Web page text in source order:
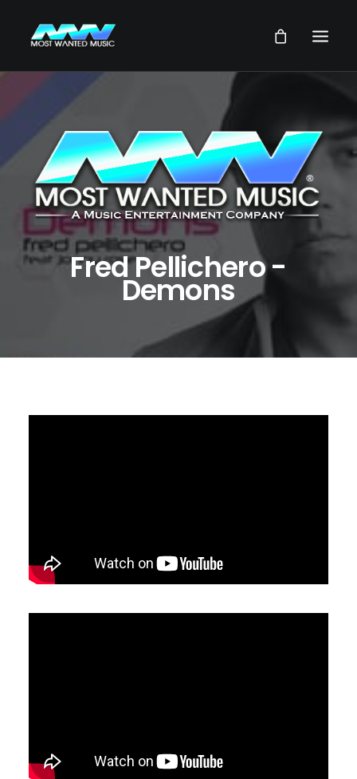
NEWS
ARTISTES
MUSIQUES
VIDEOS
SERVICES
STOREFred Pellichero -
Demons